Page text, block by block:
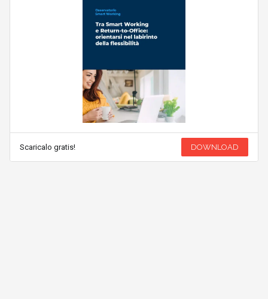
Scaricalo gratis! DOWNLOAD